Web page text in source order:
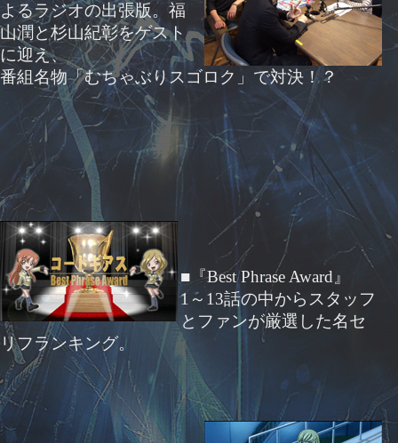
よるラジオの出張版。福
山潤と杉山紀彰をゲスト
に迎え、
番組名物「むちゃぶりスゴロク」で対決！？
■『Best Phrase Award』
1～13話の中からスタッフ
とファンが厳選した名セ
リフランキング。